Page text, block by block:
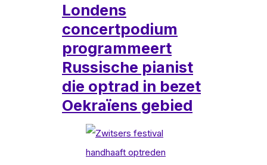
Londens
concertpodium
programmeert
Russische pianist
die optrad in bezet
Oekraïens gebied